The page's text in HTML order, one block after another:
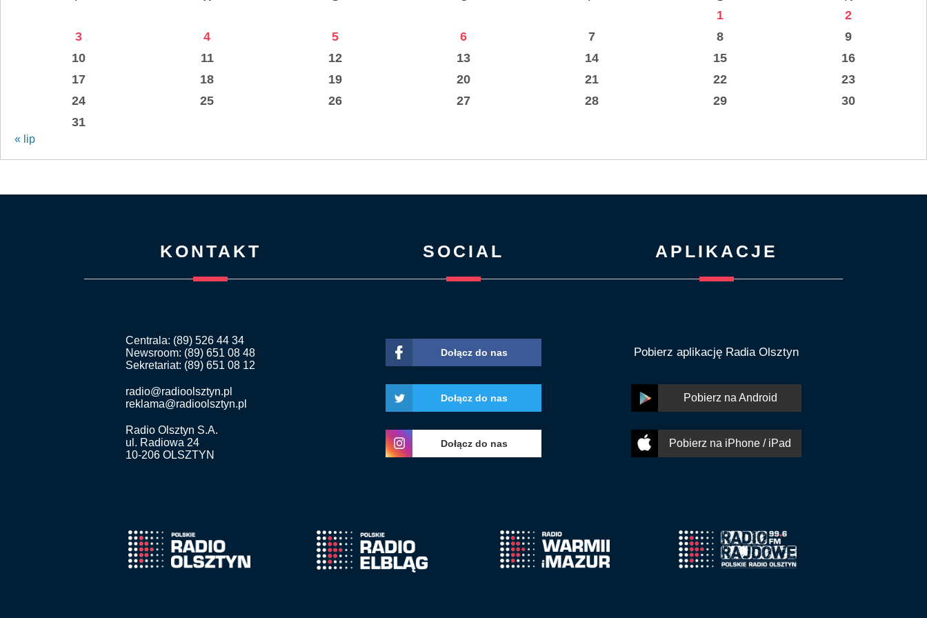
1
2
3
4 5 6 7 8
9
10
11 12 13 14 15
16
17
18 19 20 21 22
23
24
25 26 27 28 29
30
31
« lip
KONTAKT
Centrala: (89) 526 44 34
Newsroom: (89) 651 08 48
Sekretariat: (89) 651 08 12
radio@radioolsztyn.pl
reklama@radioolsztyn.pl
Radio Olsztyn S.A.
ul. Radiowa 24
10-206 OLSZTYN
SOCIAL
Dołącz do nas
Dołącz do nas
Dołącz do nas
APLIKACJE
Pobierz aplikację Radia Olsztyn
Pobierz na Android
Pobierz na iPhone / iPad